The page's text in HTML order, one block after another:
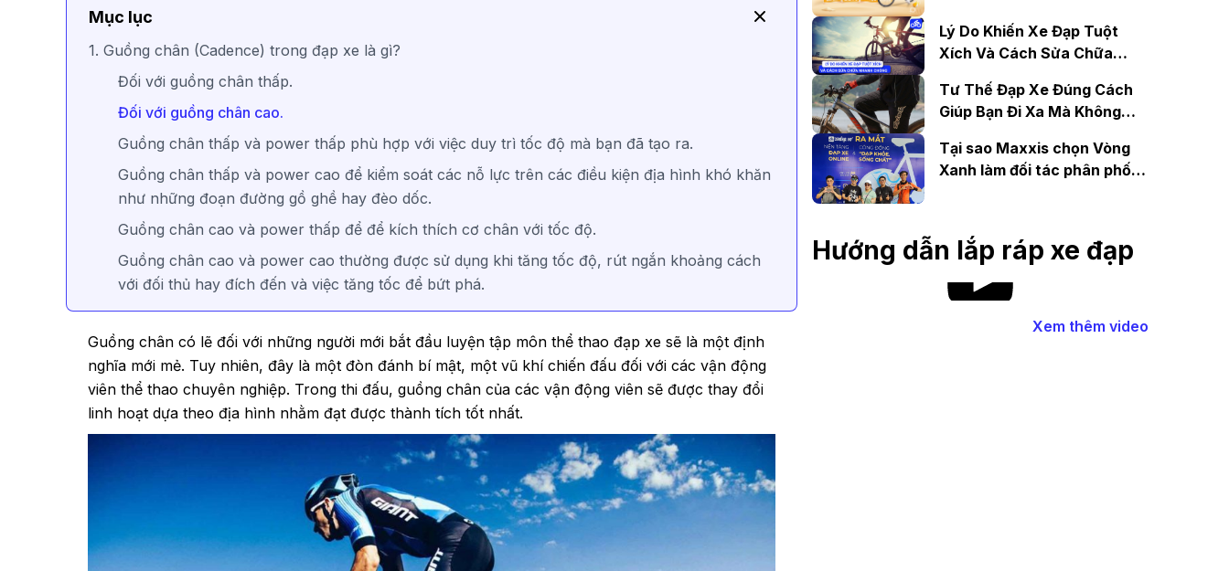
Mục lục
1. Guồng chân (Cadence) trong đạp xe là gì?
Đối với guồng chân thấp.
Đối với guồng chân cao.
Guồng chân thấp và power thấp phù hợp với việc duy trì tốc độ mà bạn đã tạo ra.
Guồng chân thấp và power cao để kiểm soát các nỗ lực trên các điều kiện địa hình khó khăn
như những đoạn đường gồ ghề hay đèo dốc.
Guồng chân cao và power thấp để để kích thích cơ chân với tốc độ.
Guồng chân cao và power cao thường được sử dụng khi tăng tốc độ, rút ngắn khoảng cách
với đối thủ hay đích đến và việc tăng tốc để bứt phá.
Guồng chân có lẽ đối với những người mới bắt đầu luyện tập môn thể thao đạp xe sẽ là một định
nghĩa mới mẻ. Tuy nhiên, đây là một đòn đánh bí mật, một vũ khí chiến đấu đối với các vận động
viên thể thao chuyên nghiệp. Trong thi đấu, guồng chân của các vận động viên sẽ được thay đổi
linh hoạt dựa theo địa hình nhằm đạt được thành tích tốt nhất.
XEDAP.VN
Lý Do Khiến Xe Đạp Tuột
Xích Và Cách Sửa Chữa
Tư Thế Đạp Xe Đúng Cách
Giúp Bạn Đi Xa Mà Không
Tại sao Maxxis chọn Vòng
Xanh làm đối tác phân phối
Hướng dẫn lắp ráp xe đạp
Xem thêm video